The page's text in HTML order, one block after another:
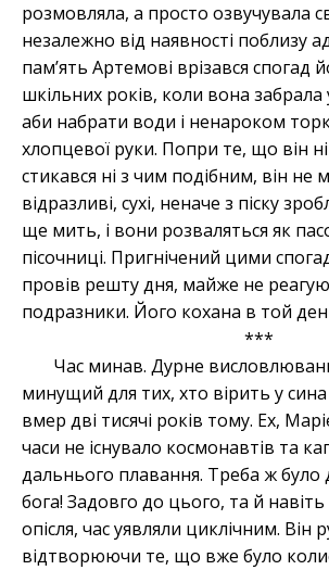
розмовляла, а просто озвучувала
незалежно від наявності поблизу
пам’ять Артемові врізався спогад
шкільних років, коли вона забрала
аби набрати води і ненароком
хлопцевої руки. Попри те, що він
стикався ні з чим подібним, він не
відразливі, сухі, неначе з піску
ще мить, і вони розваляться як
пісочниці. Пригнічений цими
провів решту дня, майже не
подразники. Його кохана в той
***
Час минав. Дурне
минущий для тих, хто вірить у сина
вмер дві тисячі років тому. Ех,
часи не існувало космонавтів та
дальнього плавання. Треба ж було
бога! Задовго до цього, та й навіть
опісля, час уявляли циклічним. Він
відтворюючи те, що вже було